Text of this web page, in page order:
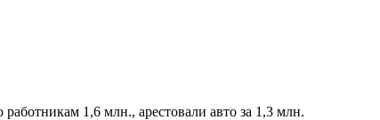
1,6 млн., арестовали авто за 1,3 млн.